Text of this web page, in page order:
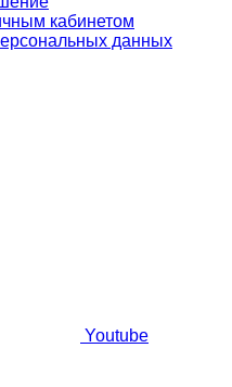
кабинетом
данных
Youtube